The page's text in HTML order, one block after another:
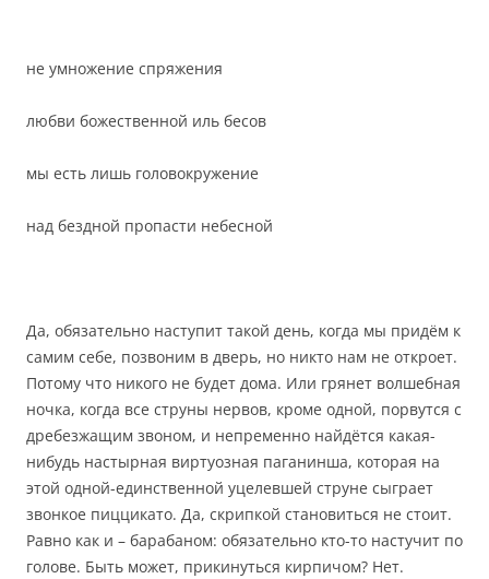
не умножение спряжения
любви божественной иль бесов
мы есть лишь головокружение
над бездной пропасти небесной
Да, обязательно наступит такой день, когда мы придём к
самим себе, позвоним в дверь, но никто нам не откроет.
Потому что никого не будет дома. Или грянет волшебная
ночка, когда все струны нервов, кроме одной, порвутся с
дребезжащим звоном, и непременно найдётся какая-
нибудь настырная виртуозная паганинша, которая на
этой одной-единственной уцелевшей струне сыграет
звонкое пиццикато. Да, скрипкой становиться не стоит.
Равно как и – барабаном: обязательно кто-то настучит по
голове. Быть может, прикинуться кирпичом? Нет.